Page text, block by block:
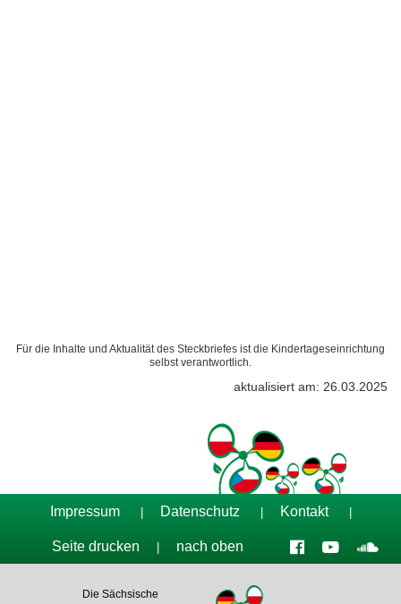
Für die Inhalte und Aktualität des Steckbriefes ist die Kindertageseinrichtung
selbst verantwortlich.
aktualisiert am: 26.03.2025
Impressum Datenschutz Kontakt
Seite drucken nach oben
Die Sächsische